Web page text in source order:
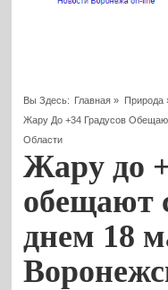
Вы Здесь: Главная » Природа
Жару До +34 Градусов
Области
Жару до
обещают
днем 18